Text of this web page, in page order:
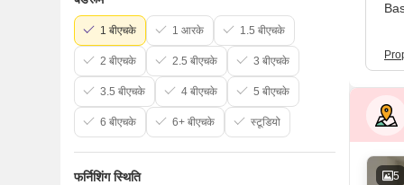
5
1 बीएचके 1 आरके 1.5 बीएचके
2 बीएचके 2.5 बीएचके 3 बीएचके
3.5 बीएचके 4 बीएचके 5 बीएचके
6 बीएचके 6+ बीएचके स्टूडियो
फर्निशिंग स्थिति